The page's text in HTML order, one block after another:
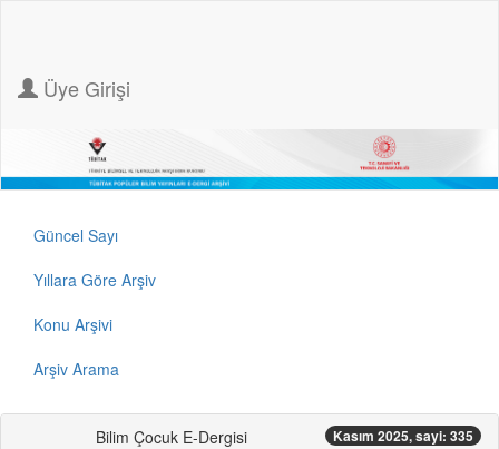
Üye Girişi
Güncel Sayı
Yıllara Göre Arşiv
Konu Arşivi
Arşiv Arama
Bilim Çocuk E-Dergisi Kasım 2025, sayi: 335